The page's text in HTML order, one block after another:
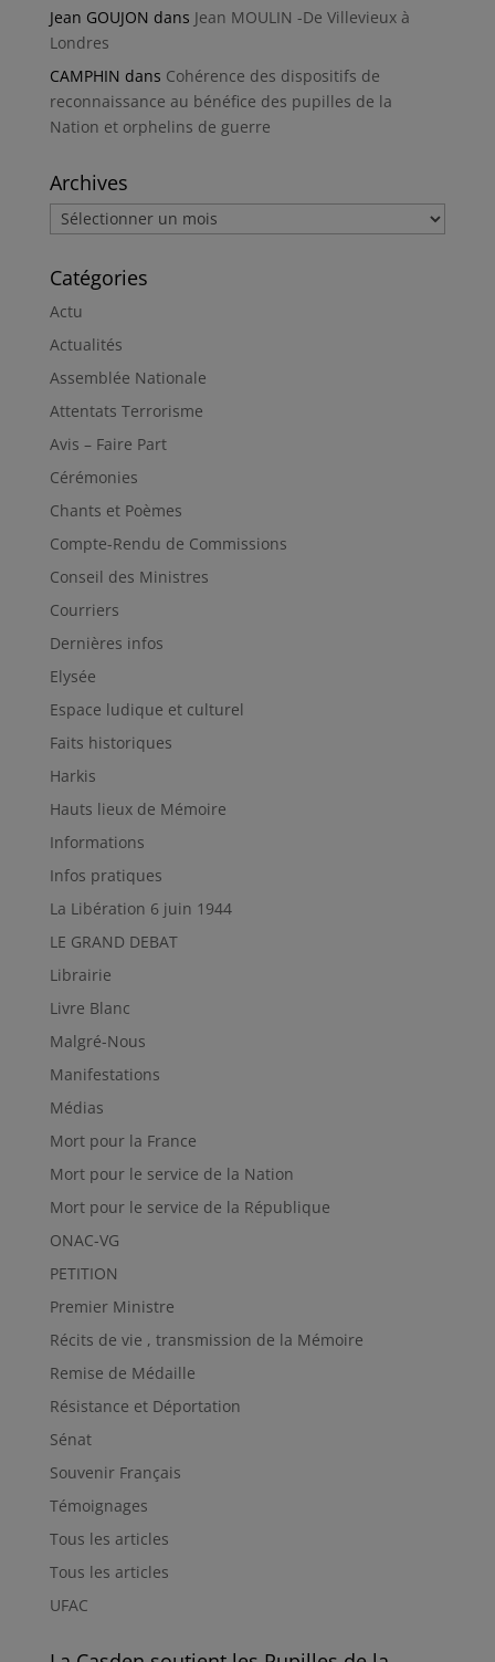
Jean GOUJON dans Jean MOULIN -De Villevieux à
Londres
CAMPHIN dans Cohérence des dispositifs de
reconnaissance au bénéfice des pupilles de la
Nation et orphelins de guerre
Archives
Archives
Catégories
Actu
Actualités
Assemblée Nationale
Attentats Terrorisme
Avis – Faire Part
Cérémonies
Chants et Poèmes
Compte-Rendu de Commissions
Conseil des Ministres
Courriers
Dernières infos
Elysée
Espace ludique et culturel
Faits historiques
Harkis
Hauts lieux de Mémoire
Informations
Infos pratiques
La Libération 6 juin 1944
LE GRAND DEBAT
Librairie
Livre Blanc
Malgré-Nous
Manifestations
Médias
Mort pour la France
Mort pour le service de la Nation
Mort pour le service de la République
ONAC-VG
PETITION
Premier Ministre
Récits de vie , transmission de la Mémoire
Remise de Médaille
Résistance et Déportation
Sénat
Souvenir Français
Témoignages
Tous les articles
Tous les articles
UFAC